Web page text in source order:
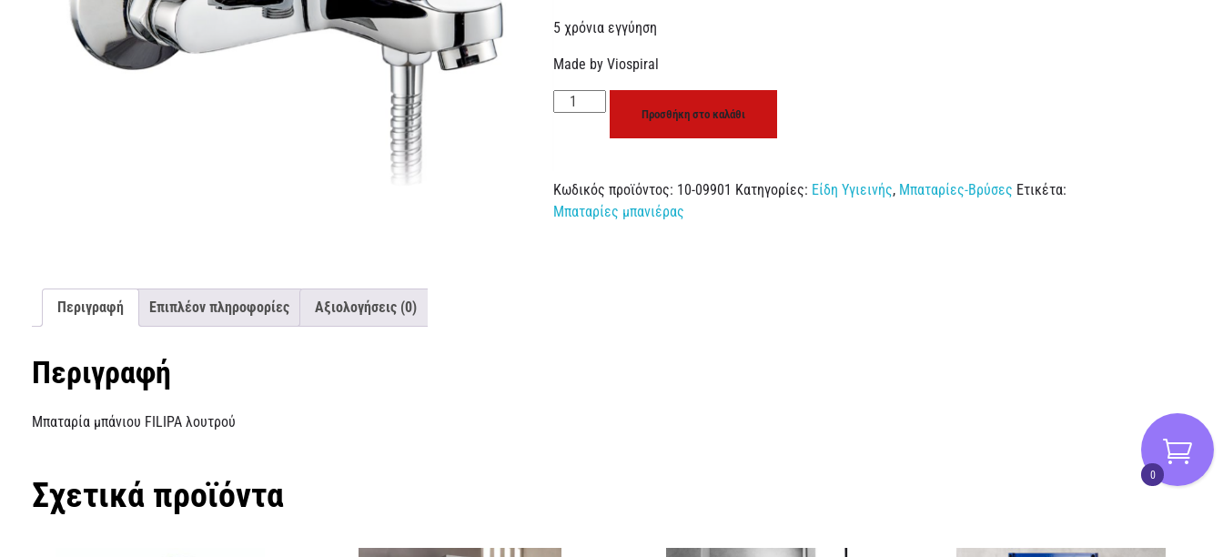
5 χρόνια εγγύηση
Made by Viospiral
Προσθήκη στο καλάθι
Κωδικός προϊόντος: 10-09901 Κατηγορίες: Είδη Υγιεινής, Μπαταρίες-Βρύσες Ετικέτα:
Μπαταρίες μπανιέρας
Περιγραφή Επιπλέον πληροφορίες Αξιολογήσεις (0)
Περιγραφή
Μπαταρία μπάνιου FILIPA λουτρού
Σχετικά προϊόντα
0